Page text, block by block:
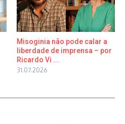
Misoginia não pode calar a
liberdade de imprensa – por
Ricardo Vi ...
31.07.2026